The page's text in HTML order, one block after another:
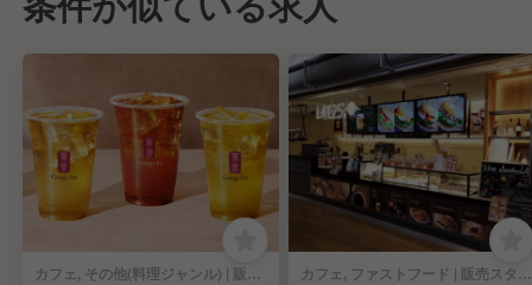
カフェ, その他(料理ジャンル) | 販売スタッフ カフェ, ファストフード | 販売スタッフ